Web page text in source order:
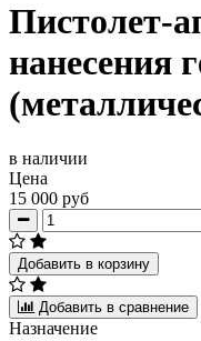
Пистолет-
нанесения
в наличии
Цена
15 000 руб
Добавить в корзину
Добавить в сравнение
Назначение